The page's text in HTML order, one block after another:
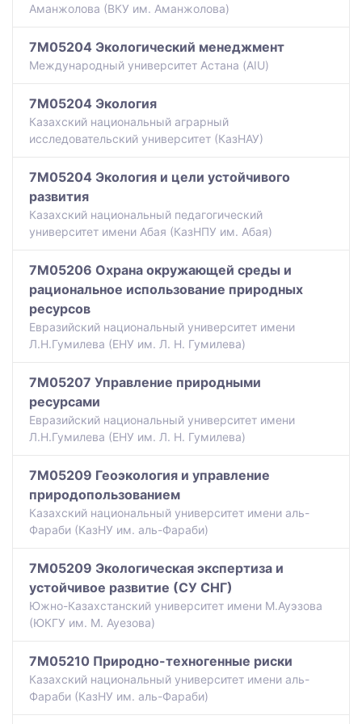
Аманжолова (ВКУ им. Аманжолова)
7M05204 Экологический менеджмент
Международный университет Астана (AIU)
7M05204 Экология
Казахский национальный аграрный
исследовательский университет (КазНАУ)
7M05204 Экология и цели устойчивого
развития
Казахский национальный педагогический
университет имени Абая (КазНПУ им. Абая)
7M05206 Охрана окружающей среды и
рациональное использование природных
ресурсов
Евразийский национальный университет имени
Л.Н.Гумилева (ЕНУ им. Л. Н. Гумилева)
7M05207 Управление природными
ресурсами
Евразийский национальный университет имени
Л.Н.Гумилева (ЕНУ им. Л. Н. Гумилева)
7M05209 Геоэкология и управление
природопользованием
Казахский национальный университет имени аль-
Фараби (КазНУ им. аль-Фараби)
7M05209 Экологическая экспертиза и
устойчивое развитие (СУ СНГ)
Южно-Казахстанский университет имени М.Ауэзова
(ЮКГУ им. М. Ауезова)
7M05210 Природно-техногенные риски
Казахский национальный университет имени аль-
Фараби (КазНУ им. аль-Фараби)